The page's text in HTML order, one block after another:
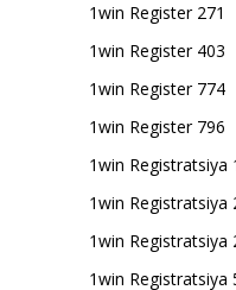
1win Register 271
1win Register 403
1win Register 774
1win Register 796
1win Registratsiya
1win Registratsiya
1win Registratsiya
1win Registratsiya